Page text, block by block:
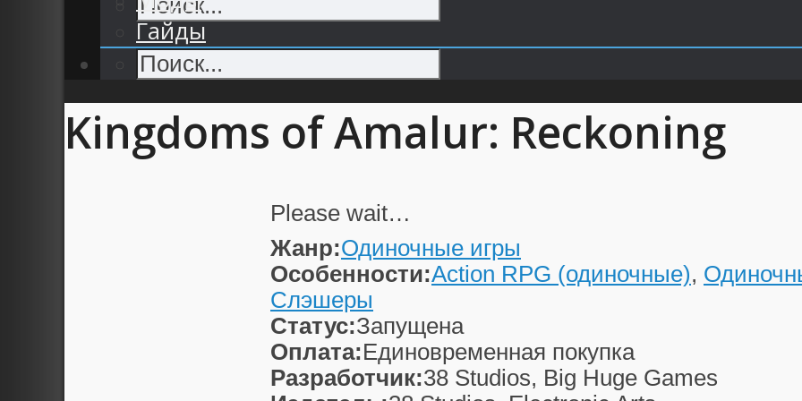
Гайды
Kingdoms of Amalur: Reckoning
Please wait…
Жанр:Одиночные игры
Особенности:Action RPG (одиночные),
Слэшеры
Статус:Запущена
Оплата:Единовременная покупка
Разработчик:38 Studios, Big Huge Games